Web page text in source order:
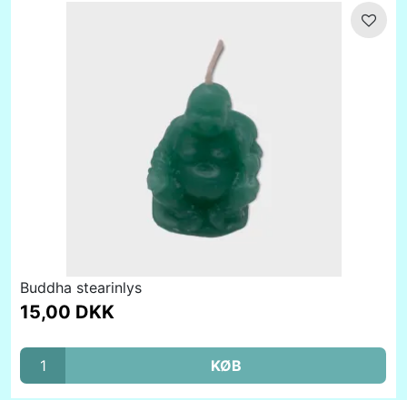
Buddha stearinlys
15,00 DKK
KØB